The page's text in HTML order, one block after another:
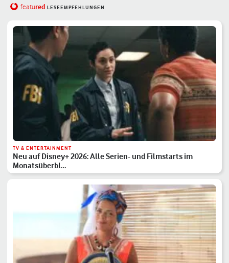
featured LESEEMPFEHLUNGEN
TV & ENTERTAINMENT
Neu auf Disney+ 2026: Alle Serien- und Filmstarts im
Monatsüberbl…